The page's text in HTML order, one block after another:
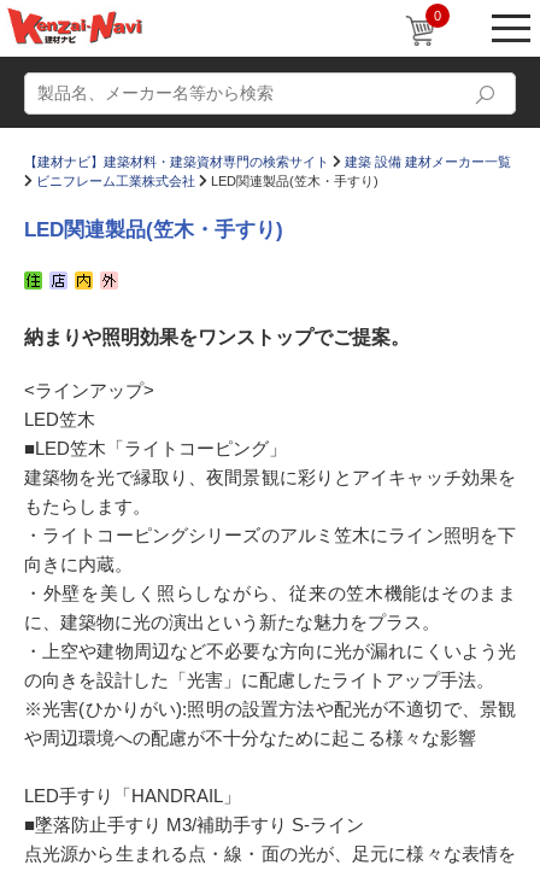
0
かたなび コラム
すまいリング
Q＆A
お気に入り
【建材ナビ】建築材料・建築資材専門の検索サイト
建築 設備 建材メーカー一覧
ビニフレーム工業株式会社
LED関連製品(笠木・手すり)
LED関連製品(笠木・手すり)
納まりや照明効果をワンストップでご提案。
<ラインアップ>
LED笠木
■LED笠木「ライトコーピング」
建築物を光で縁取り、夜間景観に彩りとアイキャッチ効果を
もたらします。
・ライトコーピングシリーズのアルミ笠木にライン照明を下
向きに内蔵。
・外壁を美しく照らしながら、従来の笠木機能はそのまま
に、建築物に光の演出という新たな魅力をプラス。
・上空や建物周辺など不必要な方向に光が漏れにくいよう光
の向きを設計した「光害」に配慮したライトアップ手法。
※光害(ひかりがい):照明の設置方法や配光が不適切で、景観
や周辺環境への配慮が不十分なために起こる様々な影響
LED手すり「HANDRAIL」
■墜落防止手すり M3/補助手すり S-ライン
点光源から生まれる点・線・面の光が、足元に様々な表情を